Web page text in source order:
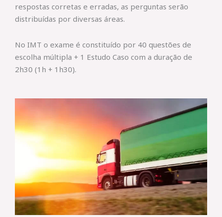
respostas corretas e erradas, as perguntas serão
distribuídas por diversas áreas.
No IMT o exame é constituído por 40 questões de
escolha múltipla + 1 Estudo Caso com a duração de
2h30 (1h + 1h30).